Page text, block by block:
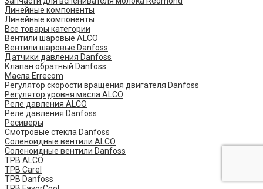
Линейные компоненты
Линейные компоненты
Все товары категории
Вентили шаровые ALCO
Вентили шаровые Danfoss
Датчики давления Danfoss
Клапан обратный Danfoss
Масла Errecom
Регулятор скорости вращения двигателя Danfoss
Регулятор уровня масла ALCO
Реле давления ALCO
Реле давления Danfoss
Ресиверы
Смотровые стекла Danfoss
Соленоидные вентили ALCO
Соленоидные вентили Danfoss
ТРВ ALCO
ТРВ Carel
ТРВ Danfoss